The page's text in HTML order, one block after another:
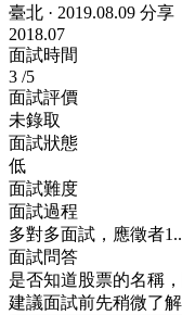
臺北 · 2019.08.09 分享
2018.07
面試時間
3 /5
面試評價
未錄取
面試狀態
低
面試難度
面試過程
多對多面試，應徵者
面試問答
是否知道股票的名稱
建議面試前先稍微了